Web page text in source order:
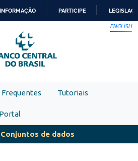
PARA
O
CONTEÚDO
PARTICIPE
ENGLISH
Tutoriais
Conjuntos de dados